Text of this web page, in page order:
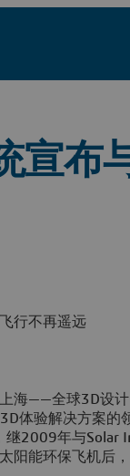
宣布
行不再遥远
海——全球3D设计
体验解决方案的
2009年与Solar
阳能环保飞机后